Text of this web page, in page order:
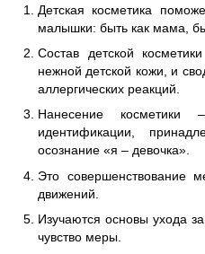
Детская косметика
малышки: быть как мама,
Состав детской
нежной детской кожи, и
аллергических реакций.
Нанесение косметики
идентификации,
осознание «я – девочка».
Это совершенствование
движений.
Изучаются основы ухода
чувство меры.